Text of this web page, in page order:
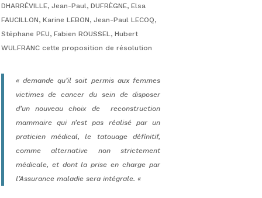
DHARRÉVILLE, Jean-Paul, DUFRÈGNE, Elsa
FAUCILLON, Karine LEBON, Jean-Paul LECOQ,
Stéphane PEU, Fabien ROUSSEL, Hubert
WULFRANC cette proposition de résolution
« demande qu’il soit permis aux femmes
victimes de cancer du sein de disposer
d’un nouveau choix de reconstruction
mammaire qui n’est pas réalisé par un
praticien médical, le tatouage définitif,
comme alternative non strictement
médicale, et dont la prise en charge par
l’Assurance maladie sera intégrale. «